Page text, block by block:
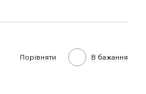
Порівняти В бажання